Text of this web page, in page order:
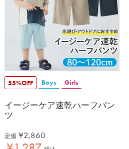
55%OFF Boys Girls
イージーケア速乾ハーフパン
ツ
定価 ¥2,860